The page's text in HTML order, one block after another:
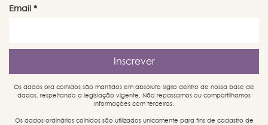
Email *
Os dados ora colhidos são mantidos em absoluto sigilo dentro de nossa base de
dados, respeitando a legislação vigente. Não repassamos ou compartilhamos
informações com terceiros.
Os dados ordinários colhidos são utilizados unicamente para fins de cadastro de